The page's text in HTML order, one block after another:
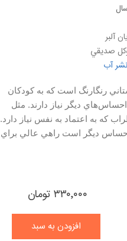
آلبر
صديقي
نشر آب
رنگارنگ است كه به كودكان
ديگر نياز دارند. مثل
كه به اعتماد به نفس نياز دارد.
ديگر است راهي عالي براي
۳۳۰٬۰۰۰ تومان
افزودن به سبد